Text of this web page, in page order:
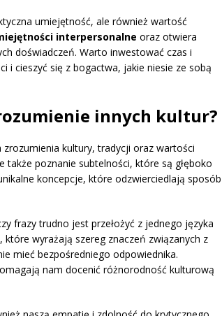
umiejętność, ale również wartość
interpersonalne oraz otwiera
doświadczeń. Warto inwestować czas i
i cieszyć się z bogactwa, jakie niesie ze sobą
innych kultur?
kultury, tradycji oraz wartości
poznanie subtelności, które są głęboko
koncepcje, które odzwierciedlają sposób
frazy trudno jest przełożyć z jednego języka
które wyrażają szereg znaczeń związanych z
mieć bezpośredniego odpowiednika.
nam docenić różnorodność kulturową